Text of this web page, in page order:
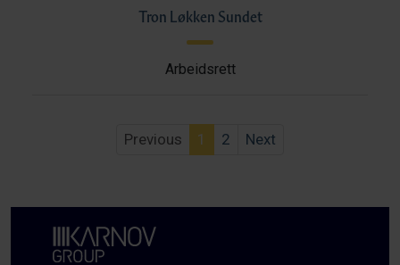
Tron Løkken Sundet
Arbeidsrett
Previous 1 2 Next